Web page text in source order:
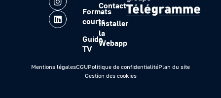
Formats
courts
Guide
TV
Contact
Installer
la
Webapp
Mentions légalesCGUPolitique de confidentialitéPlan du site
Gestion des cookies